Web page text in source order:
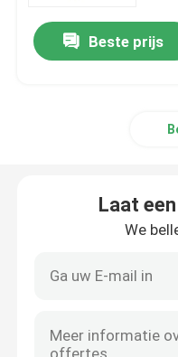
Roestvrij staal
Het Blad van de
Beste prijs
Laat
We